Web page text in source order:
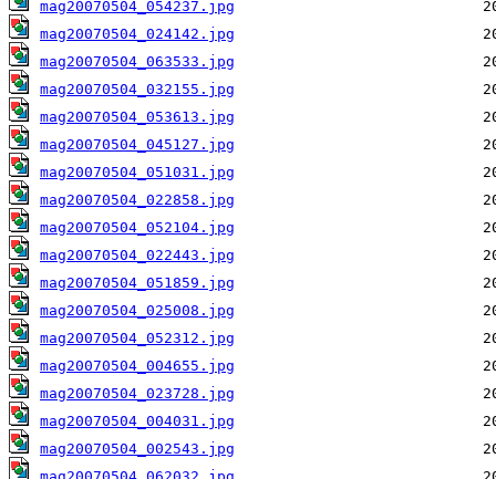
mag20070504_054237.jpg
mag20070504_024142.jpg
mag20070504_063533.jpg
mag20070504_032155.jpg
mag20070504_053613.jpg
mag20070504_045127.jpg
mag20070504_051031.jpg
mag20070504_022858.jpg
mag20070504_052104.jpg
mag20070504_022443.jpg
mag20070504_051859.jpg
mag20070504_025008.jpg
mag20070504_052312.jpg
mag20070504_004655.jpg
mag20070504_023728.jpg
mag20070504_004031.jpg
mag20070504_002543.jpg